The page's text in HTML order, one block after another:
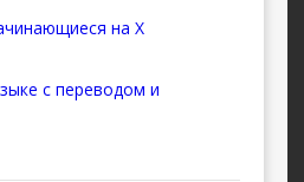
на X
с переводом и